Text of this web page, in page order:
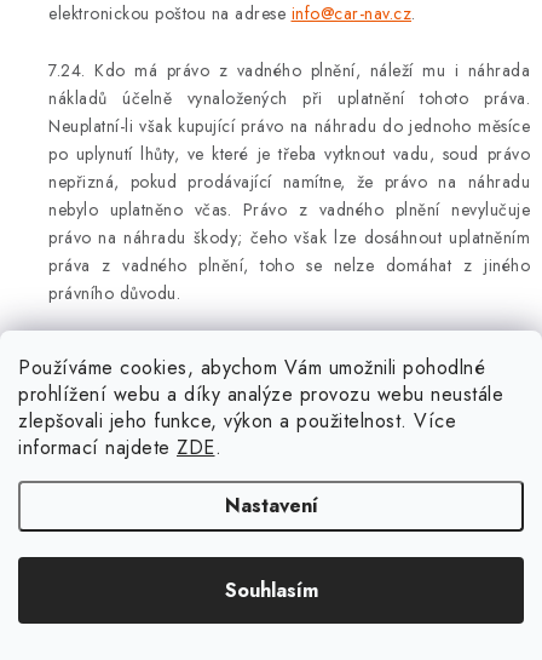
Používáme cookies, abychom Vám umožnili pohodlné
prohlížení webu a díky analýze provozu webu neustále
zlepšovali jeho funkce, výkon a použitelnost. Více
informací najdete ZDE.
Nastavení
Souhlasím
elektronickou poštou na adrese info@car-nav.cz.
7.24. Kdo má právo z vadného plnění, náleží mu i náhrada
nákladů účelně vynaložených při uplatnění tohoto práva.
Neuplatní-li však kupující právo na náhradu do jednoho měsíce
po uplynutí lhůty, ve které je třeba vytknout vadu, soud právo
nepřizná, pokud prodávající namítne, že právo na náhradu
nebylo uplatněno včas. Právo z vadného plnění nevylučuje
právo na náhradu škody; čeho však lze dosáhnout uplatněním
práva z vadného plnění, toho se nelze domáhat z jiného
právního důvodu.
prodávajícího za vady může upravit reklamační řád
prodávajícího.
7.25. Prodávající či jiná osoba může kupujícímu
poskytnout nad rámec jeho zákonných práv z vadného
plnění také záruku za jakost.
8. Další práva a povinnosti smluvních stran